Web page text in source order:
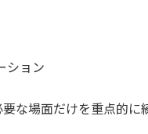
ション
な場面だけを重点的に